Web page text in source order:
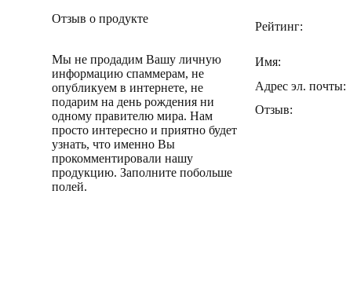
Отзыв о продукте
Мы не продадим Вашу личную
информацию спаммерам, не
опубликуем в интернете, не
подарим на день рождения ни
одному правителю мира. Нам
просто интересно и приятно будет
узнать, что именно Вы
прокомментировали нашу
продукцию. Заполните побольше
полей.
Рейтинг:
Имя:
Адрес эл. почты:
Отзыв: